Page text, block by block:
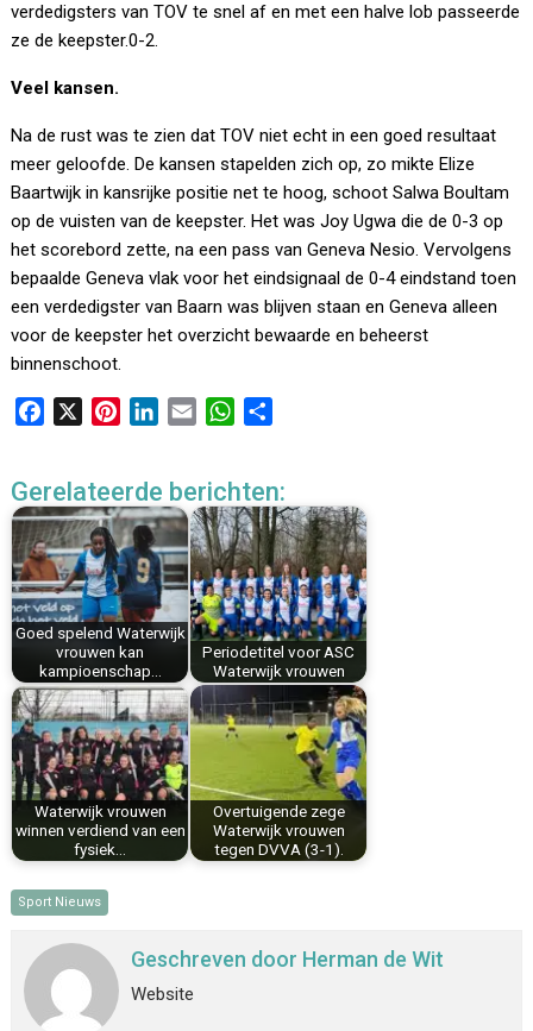
verdedigsters van TOV te snel af en met een halve lob passeerde
ze de keepster.0-2.
Veel kansen.
Na de rust was te zien dat TOV niet echt in een goed resultaat
meer geloofde. De kansen stapelden zich op, zo mikte Elize
Baartwijk in kansrijke positie net te hoog, schoot Salwa Boultam
op de vuisten van de keepster. Het was Joy Ugwa die de 0-3 op
het scorebord zette, na een pass van Geneva Nesio. Vervolgens
bepaalde Geneva vlak voor het eindsignaal de 0-4 eindstand toen
een verdedigster van Baarn was blijven staan en Geneva alleen
voor de keepster het overzicht bewaarde en beheerst
binnenschoot.
e
b
o
o
k
t
e
r
e
s
t
k
e
d
I
n
i
l
W
t
s
A
p
p
e
n
Gerelateerde berichten:
Goed spelend Waterwijk
vrouwen kan
kampioenschap…
Periodetitel voor ASC
Waterwijk vrouwen
Waterwijk vrouwen
winnen verdiend van een
fysiek…
Overtuigende zege
Waterwijk vrouwen
tegen DVVA (3-1).
Sport Nieuws
Geschreven door Herman de Wit
Website